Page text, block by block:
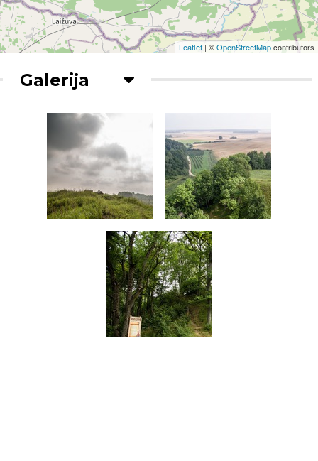
Leaflet | ©OpenStreetMapcontributors
Galerija